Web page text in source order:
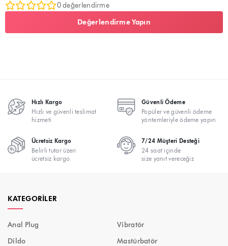
0 değerlendirme
Değerlendirme Yapın
Hızlı Kargo
Hızlı ve güvenli teslimat
hizmeti
Güvenli Ödeme
Popüler ve güvenli ödeme
yöntemleriyle ödeme yapın
Ücretsiz Kargo
Belirli tutar üzeri
ücretsiz kargo
7/24 Müşteri Desteği
24 saat içinde
size yanıt vereceğiz
KATEGORILER
Anal Plug
Vibratör
Dildo
Mastürbatör